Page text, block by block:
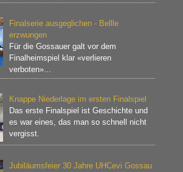
Finalserie ausgeglichen - Bellle
erzwungen
Für die Gossauer galt vor dem
Finalheimspiel klar «verlieren
verboten»...
Knappe Niederlage im ersten Finalspiel
Das erste Finalspiel ist Geschichte und
es war eines, das man so schnell nicht
vergisst.
Jubiläumsfeier 30 Jahre UHCevi Gossau